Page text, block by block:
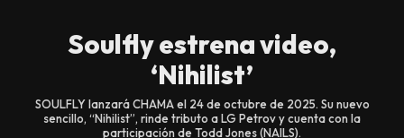
Soulfly estrena video,
‘Nihilist’
SOULFLY lanzará CHAMA el 24 de octubre de 2025. Su nuevo
sencillo, “Nihilist”, rinde tributo a LG Petrov y cuenta con la
participación de Todd Jones (NAILS).